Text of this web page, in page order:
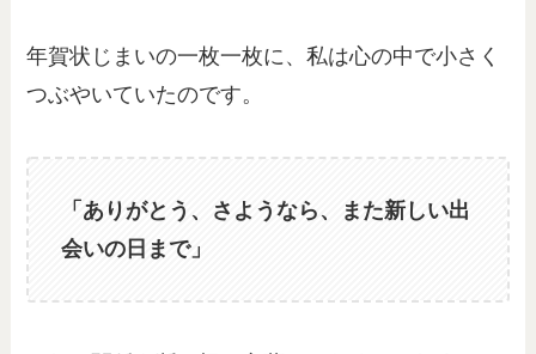
年賀状じまいの一枚一枚に、私は心の中で小さく
つぶやいていたのです。
「ありがとう、さようなら、また新しい出
会いの日まで」